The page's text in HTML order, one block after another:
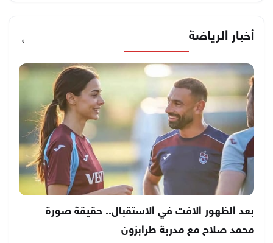
أخبار الرياضة ←
بعد الظهور الافت في الاستقبال.. حقيقة صورة
محمد صلاح مع مدربة طرابزون